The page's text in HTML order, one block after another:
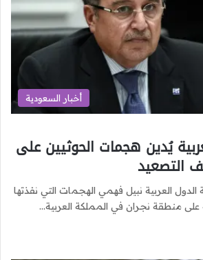
أخبار السعودية
يُدين هجمات الحوثيين على
التصعيد
الدول العربية نبيل فهمي الهجمات التي نفذتها
على منطقة نجران في المملكة العربية…